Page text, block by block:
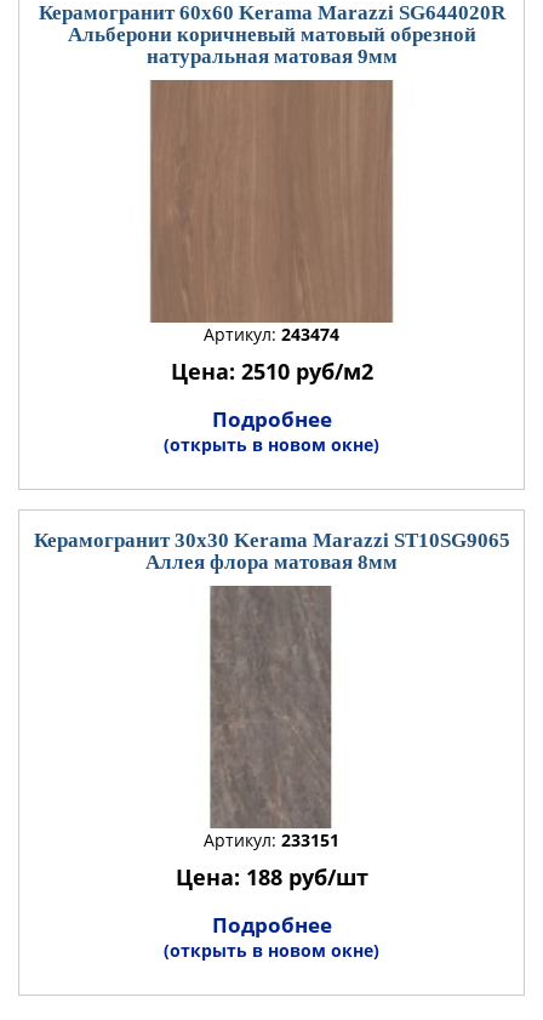
Керамогранит 60x60 Kerama Marazzi SG644020R
Альберони коричневый матовый обрезной
натуральная матовая 9мм
Артикул: 243474
Цена: 2510 руб/м2
Подробнее
(открыть в новом окне)
Керамогранит 30x30 Kerama Marazzi ST10SG9065
Аллея флора матовая 8мм
Артикул: 233151
Цена: 188 руб/шт
Подробнее
(открыть в новом окне)